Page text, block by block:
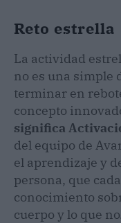
Reto estrella
La actividad
no es una simple
terminar en
concepto
significa
del equipo de
el aprendizaje y
persona, que
conocimiento
cuerpo y lo que no.